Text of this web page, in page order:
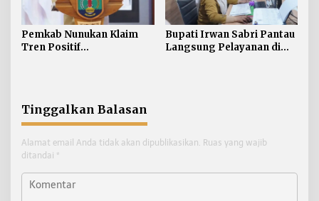
Pemkab Nunukan Klaim
Tren Positif
Bupati Irwan Sabri Pantau
Langsung Pelayanan di
Tinggalkan Balasan
Alamat email Anda tidak akan dipublikasikan. Ruas yang wajib
ditandai *